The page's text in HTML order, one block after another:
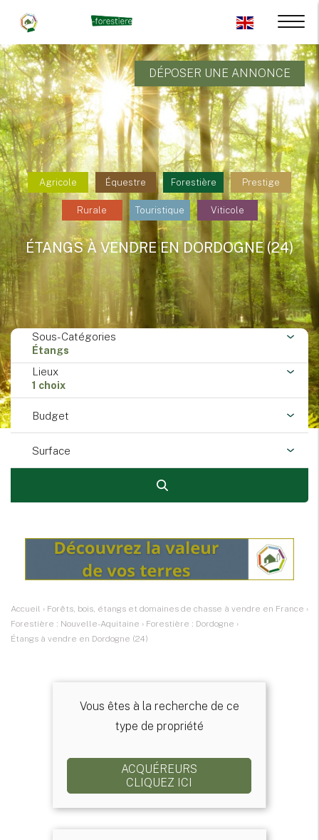
DÉPOSER UNE ANNONCE
Agricole Équestre Forestière Prestige
Rurale Touristique Viticole
ÉTANGS À VENDRE EN DORDOGNE (24)
Sous-Catégories
Étangs
Lieux
1 choix
Budget
Surface
Accueil › Forêts, bois, étangs et domaines de chasse à vendre en France ›
Forestière : Nouvelle-Aquitaine › Forestière : Dordogne ›
Étangs à vendre en Dordogne (24)
Vous êtes à la recherche de ce
type de propriété
ACQUÉREURS
CLIQUEZ ICI